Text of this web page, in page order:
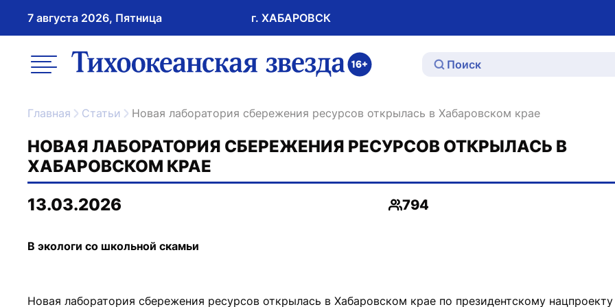
7 августа 2026, Пятница г. ХАБАРОВСК
меню ссылка на главную
Главная Статьи Новая лаборатория сбережения ресурсов открылась в Хабаровском крае
НОВАЯ ЛАБОРАТОРИЯ СБЕРЕЖЕНИЯ РЕСУРСОВ ОТКРЫЛАСЬ В
ХАБАРОВСКОМ КРАЕ
13.03.2026
Просмотры
794
В экологи со школьной скамьи
Новая лаборатория сбережения ресурсов открылась в Хабаровском крае по президентскому